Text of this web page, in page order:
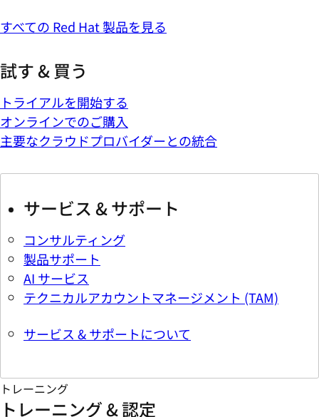
すべての Red Hat 製品を見る
試す & 買う
トライアルを開始する
オンラインでのご購入
主要なクラウドプロバイダーとの統合
サービス & サポート
コンサルティング
製品サポート
AI サービス
テクニカルアカウントマネージメント (TAM)
サービス & サポートについて
トレーニング
トレーニング & 認定